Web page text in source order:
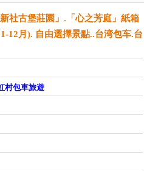
社古堡莊園」.「心之芳庭」紙箱
12月). 自由選擇景點..台湾包车.台
村包車旅遊